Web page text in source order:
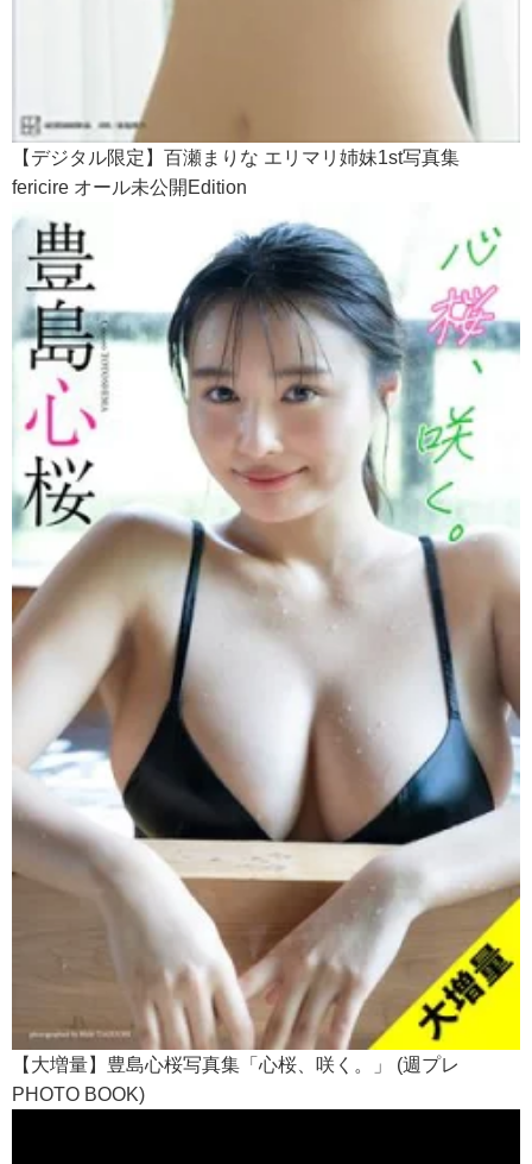
【デジタル限定】百瀬まりな エリマリ姉妹1st写真集
fericire オール未公開Edition
【大増量】豊島心桜写真集「心桜、咲く。」 (週プレ
PHOTO BOOK)